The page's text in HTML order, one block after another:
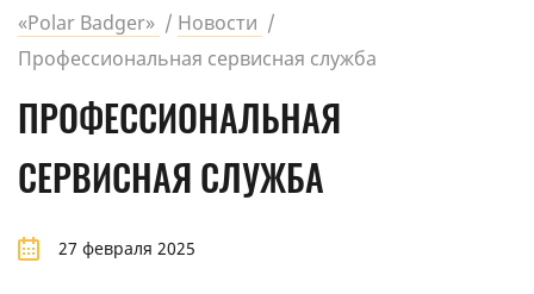
«Polar Badger»
Новости
Профессиональная сервисная служба
ПРОФЕССИОНАЛЬНАЯ
СЕРВИСНАЯ СЛУЖБА
27 февраля 2025